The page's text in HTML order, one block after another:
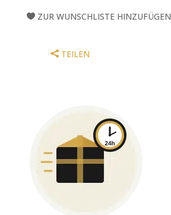
CHROME
ZUR WUNSCHLISTE HINZUFÜGEN
TEILEN